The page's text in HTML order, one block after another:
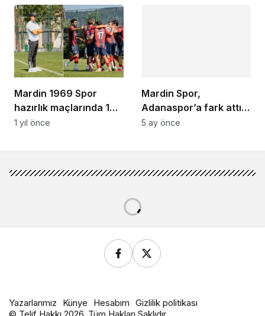
Mardin 1969 Spor
hazırlık maçlarında 1
galibiyet 1 yenilgi aldı
1 yıl önce
Mardin Spor,
Adanaspor’a fark attı:
5-0
5 ay önce
Yazarlarımız Künye Hesabım Gizlilik politikası